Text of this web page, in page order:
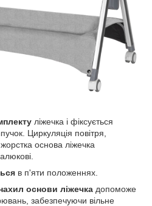
ліжечка і фіксується
Циркуляція повітря,
основа ліжечка
в п'яти положеннях.
основи ліжечка допоможе
забезпечуючи вільне